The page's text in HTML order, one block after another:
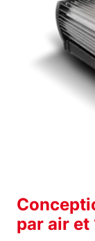
par air et